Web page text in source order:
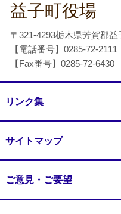
益子町役場
〒321-4293栃木県芳賀郡
【電話番号】0285-72-2111
【Fax番号】0285-72-6430
リンク集
サイトマップ
ご意見・ご要望